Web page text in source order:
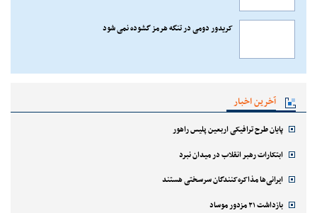
کریدور دومی در تنگه هرمز گشوده نمی شود
آخرین اخبار
پایان طرح ترافیکی اربعین پلیس راهور
ابتکارات رهبر انقلاب در میدان نبرد
ایرانی‌ها مذاکره‌کنندگان سرسختی هستند
بازداشت ۲۱ مزدور موساد